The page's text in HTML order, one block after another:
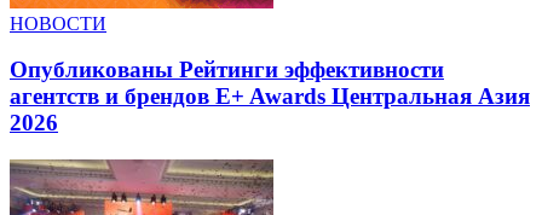
НОВОСТИ
Опубликованы Рейтинги эффективности
агентств и брендов E+ Awards Центральная Азия
2026